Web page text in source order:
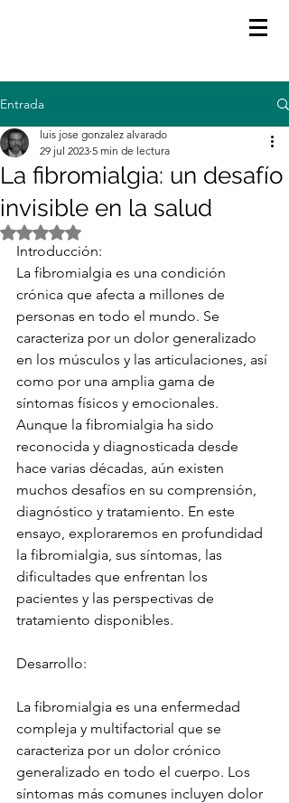
Entrada
La fibromialgia: un desafío
invisible en la salud
luis jose gonzalez alvarado
29 jul 2023 5 min de lectura
Obtuvo NaN de 5 estrellas.
Introducción:
La fibromialgia es una condición
crónica que afecta a millones de
personas en todo el mundo. Se
caracteriza por un dolor generalizado
en los músculos y las articulaciones, así
como por una amplia gama de
síntomas físicos y emocionales.
Aunque la fibromialgia ha sido
reconocida y diagnosticada desde
hace varias décadas, aún existen
muchos desafíos en su comprensión,
diagnóstico y tratamiento. En este
ensayo, exploraremos en profundidad
la fibromialgia, sus síntomas, las
dificultades que enfrentan los
pacientes y las perspectivas de
tratamiento disponibles.
Desarrollo:
La fibromialgia es una enfermedad
compleja y multifactorial que se
caracteriza por un dolor crónico
generalizado en todo el cuerpo. Los
síntomas más comunes incluyen dolor